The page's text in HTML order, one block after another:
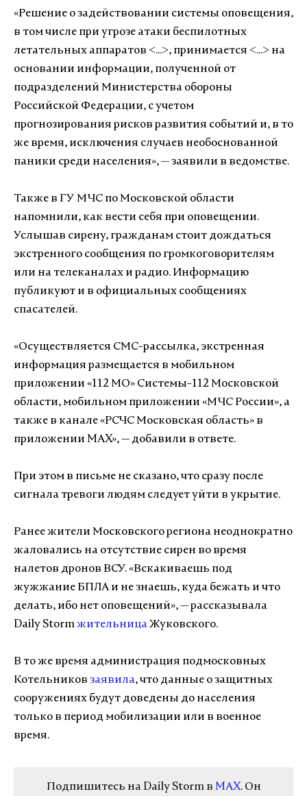
«Решение о задействовании системы оповещения,
в том числе при угрозе атаки беспилотных
летательных аппаратов <...>, принимается <...> на
основании информации, полученной от
подразделений Министерства обороны
Российской Федерации, с учетом
прогнозирования рисков развития событий и, в то
же время, исключения случаев необоснованной
паники среди населения», — заявили в ведомстве.
Также в ГУ МЧС по Московской области
напомнили, как вести себя при оповещении.
Услышав сирену, гражданам стоит дождаться
экстренного сообщения по громкоговорителям
или на телеканалах и радио. Информацию
публикуют и в официальных сообщениях
спасателей.
«Осуществляется СМС-рассылка, экстренная
информация размещается в мобильном
приложении «112 МО» Системы-112 Московской
области, мобильном приложении «МЧС России», а
также в канале «РСЧС Московская область» в
приложении MAX», — добавили в ответе.
При этом в письме не сказано, что сразу после
сигнала тревоги людям следует уйти в укрытие.
Ранее жители Московского региона неоднократно
жаловались на отсутствие сирен во время
налетов дронов ВСУ. «Вскакиваешь под
жужжание БПЛА и не знаешь, куда бежать и что
делать, ибо нет оповещений», — рассказывала
Daily StormжительницаЖуковского.
В то же время администрация подмосковных
Котельников заявила, что данные о защитных
сооружениях будут доведены до населения
только в период мобилизации или в военное
время.
Подпишитесь на Daily Storm в MAX. Он